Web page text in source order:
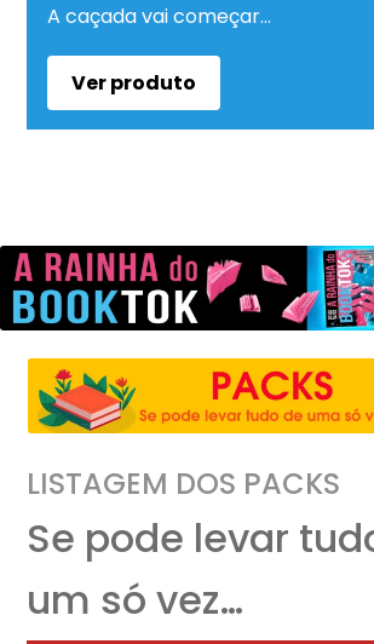
A caçada vai começar…
Ver produto
LISTAGEM DOS PACKS
Se pode levar
um só vez…